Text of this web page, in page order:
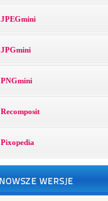
JPEGmini
JPGmini
PNGmini
Recomposit
Pixopedia